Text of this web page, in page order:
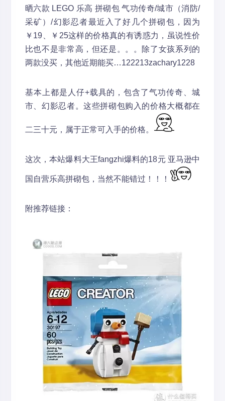
晒六款 LEGO 乐高 拼砌包 气功传奇/城市（消防/
采矿）/幻影忍者最近入了好几个拼砌包，因为
￥19、￥25这样的价格真的有诱惑力，虽说性价
比也不是非常高，但还是。。。除了女孩系列的
两款没买，其他近期能买…122213zachary1228
基本上都是人仔+载具的，包含了气功传奇、城
市、幻影忍者。这些拼砌包购入的价格大概都在
二三十元，属于正常可入手的价格。
这次，本站爆料大王fangzhi爆料的18元 亚马逊中
国自营乐高拼砌包，当然不能错过！！！
附推荐链接：